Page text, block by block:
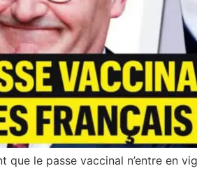
que le passe vaccinal n’entre en